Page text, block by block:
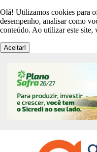
Olá! Utilizamos cookies para
desempenho, analisar como
conteúdo. Ao utilizar este site,
Aceitar!